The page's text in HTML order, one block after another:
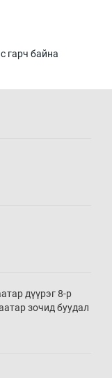
гарч байна
дүүрэг 8-р
зочид буудал